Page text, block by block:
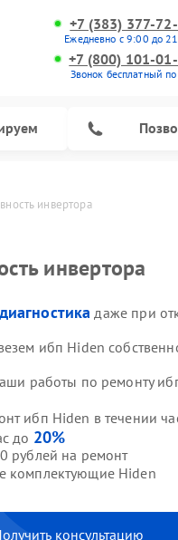
+7 (383) 377-
Ежедневно с 9:00 до
+7 (800) 101-
Звонок бесплатный
инвертора
инвертора
даже при
ибп Hiden
работы по ремонту
ибп Hiden в течении
до 20%
рублей на ремонт
комплектующие Hiden
консультацию